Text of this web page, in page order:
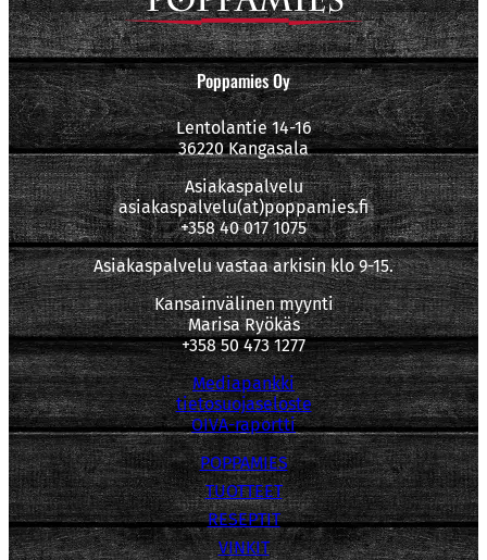
Poppamies Oy
Lentolantie 14-16
36220 Kangasala
Asiakaspalvelu
asiakaspalvelu(at)poppamies.fi
+358 40 017 1075
Asiakaspalvelu vastaa arkisin klo 9-15.
Kansainvälinen myynti
Marisa Ryökäs
+358 50 473 1277
Mediapankki
tietosuojaseloste
OIVA-raportti
POPPAMIES
TUOTTEET
RESEPTIT
VINKIT